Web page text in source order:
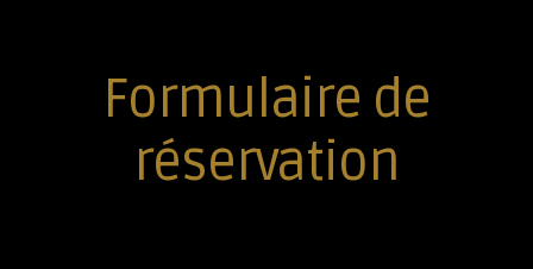
Formulaire de
réservation